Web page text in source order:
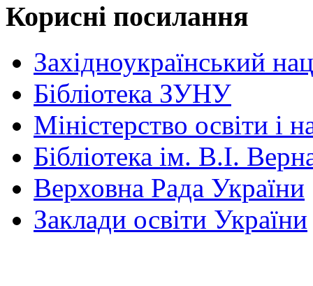
Корисні посилання
Західноукраїнський
Бібліотека ЗУНУ
Міністерство освіти і
Бібліотека ім. В.І.
Верховна Рада України
Заклади освіти України